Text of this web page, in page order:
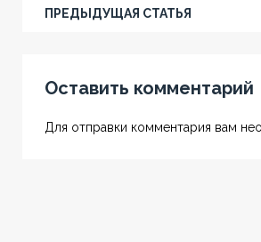
ПРЕДЫДУЩАЯ СТАТЬЯ
Оставить комментарий
Для отправки комментария вам